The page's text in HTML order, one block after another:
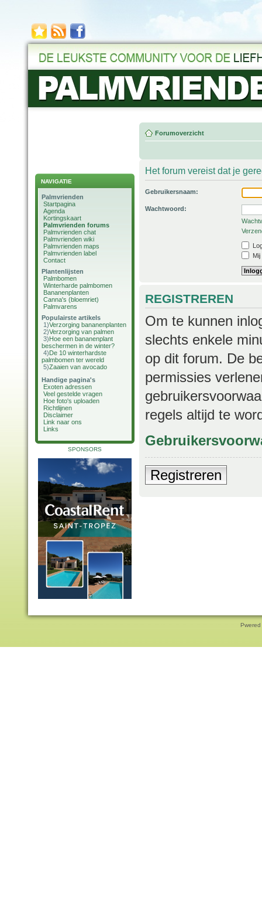
NAVIGATIE
Palmvrienden
Startpagina
Agenda
Kortingskaart
Palmvrienden forums
Palmvrienden chat
Palmvrienden wiki
Palmvrienden maps
Palmvrienden label
Contact
Plantenlijsten
Palmbomen
Winterharde palmbomen
Bananenplanten
Canna's (bloemriet)
Palmvarens
Populairste artikels
1)Verzorging bananenplanten
2)Verzorging van palmen
3)Hoe een bananenplant
beschermen in de winter?
4)De 10 winterhardste
palmbomen ter wereld
5)Zaaien van avocado
Handige pagina's
Exoten adressen
Veel gestelde vragen
Hoe foto's uploaden
Richtlijnen
Disclaimer
Link naar ons
Links
SPONSORS
Forumoverzicht
Het forum vereist dat je
Gebruikersnaam:
Wachtwoord:
REGISTREREN
Om te kunnen
slechts enkele
op dit forum. De
permissies
regels altijd te
Registreren